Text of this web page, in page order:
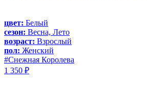
цвет: Белый
сезон: Весна, Лето
возраст: Взрослый
пол: Женский
#Снежная Королева
1 350 ₽